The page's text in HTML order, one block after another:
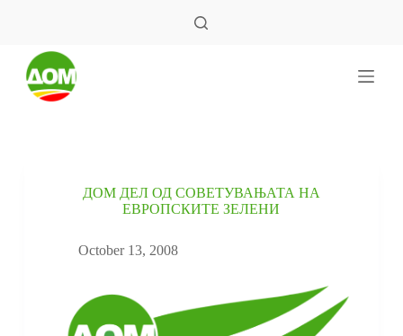
ДОМ ДЕЛ ОД СОВЕТУВАЊАТА НА
ЕВРОПСКИТЕ ЗЕЛЕНИ
October 13, 2008